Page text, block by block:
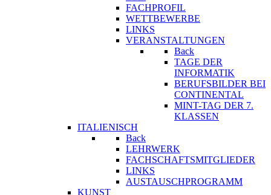
FACHPROFIL
WETTBEWERBE
LINKS
VERANSTALTUNGEN
Back
TAGE DER
INFORMATIK
BERUFSBILDER BEI
CONTINENTAL
MINT-TAG DER 7.
KLASSEN
ITALIENISCH
Back
LEHRWERK
FACHSCHAFTSMITGLIEDER
LINKS
AUSTAUSCHPROGRAMM
KUNST